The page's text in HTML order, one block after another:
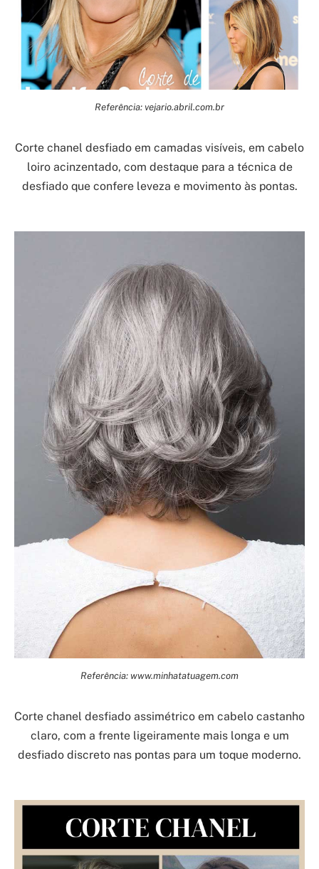
Referência: vejario.abril.com.br
Corte chanel desfiado em camadas visíveis, em cabelo
loiro acinzentado, com destaque para a técnica de
desfiado que confere leveza e movimento às pontas.
Referência: www.minhatatuagem.com
Corte chanel desfiado assimétrico em cabelo castanho
claro, com a frente ligeiramente mais longa e um
desfiado discreto nas pontas para um toque moderno.